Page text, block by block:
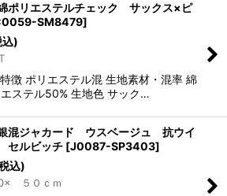
ポリエステルチェック サックス×ピ
SM8479]
込)
徴 ポリエステル混 生地素材・混率 綿
ステル50% 生地色 サック…
混ジャカード ウスベージュ 抗ウイ
セルビッチ [J0087-SP3403]
込)
５０ｃｍ